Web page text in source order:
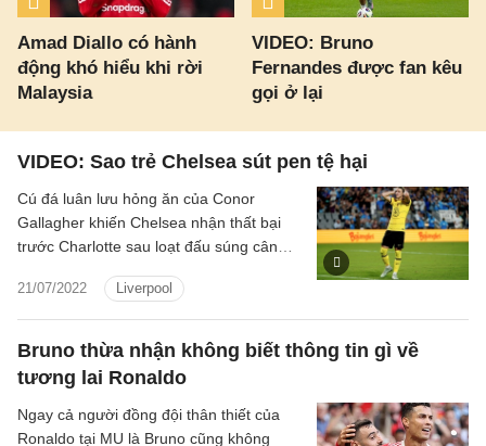
Amad Diallo có hành
động khó hiểu khi rời
Malaysia
VIDEO: Bruno
Fernandes được fan kêu
gọi ở lại
VIDEO: Sao trẻ Chelsea sút pen tệ hại
21/07/2022 Liverpool
Cú đá luân lưu hỏng ăn của Conor
Gallagher khiến Chelsea nhận thất bại
trước Charlotte sau loạt đấu súng cân
giải mới.
Bruno thừa nhận không biết thông tin gì về
tương lai Ronaldo
Ngay cả người đồng đội thân thiết của
Ronaldo tại MU là Bruno cũng không